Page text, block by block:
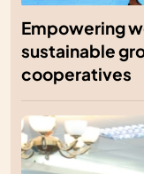
Empowering
sustainable
cooperatives